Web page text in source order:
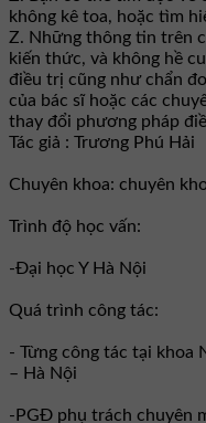
không kê toa, hoặc tìm
Z. Những thông tin trên
kiến thức, và không hề
điều trị cũng như chẩn
của bác sĩ hoặc các
thay đổi phương pháp
Tác giả : Trương Phú Hải
Chuyên khoa: chuyên
Trình độ học vấn:
-Đại học Y Hà Nội
Quá trình công tác:
- Từng công tác tại khoa
– Hà Nội
-PGĐ phụ trách chuyên